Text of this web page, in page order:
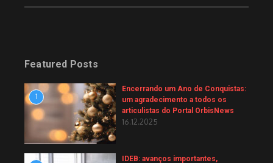
Featured Posts
1
Encerrando um Ano de Conquistas:
um agradecimento a todos os
articulistas do Portal OrbisNews
16.12.2025
IDEB: avanços importantes,